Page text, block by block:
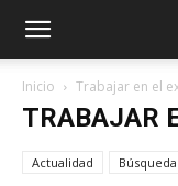
Inicio Trabajar en el
TRABAJAR
Actualidad